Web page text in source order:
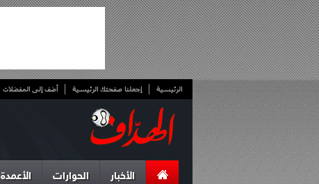
الرئيسية إجعلنا صفحتك الرئيسية أضف إلى المفضلات
الأخبار الحوارات الأعمدة